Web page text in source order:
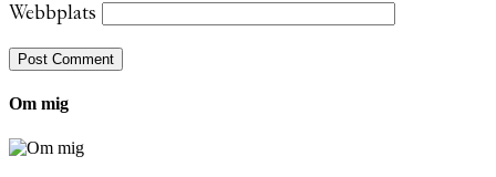
Webbplats
Om mig